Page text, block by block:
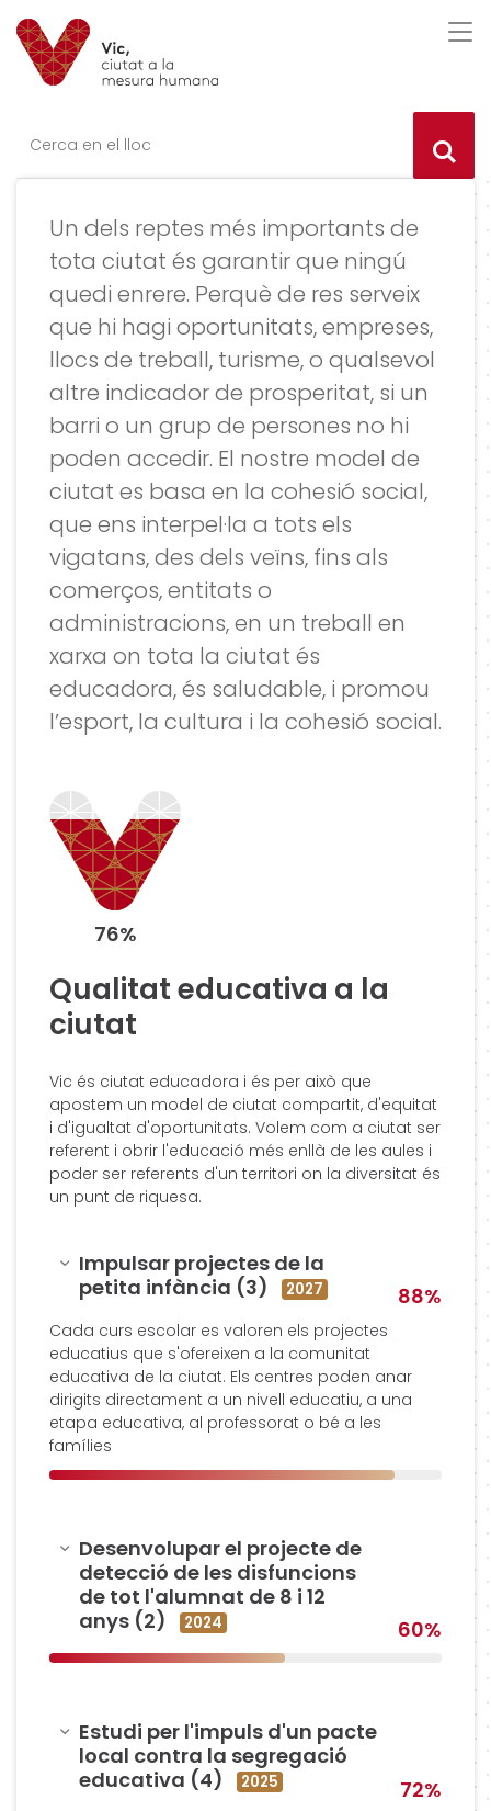
Saltar al contingut
Saltar a la navegació
Informació de contacte
Un dels reptes més importants de
tota ciutat és garantir que ningú
quedi enrere. Perquè de res serveix
que hi hagi oportunitats, empreses,
llocs de treball, turisme, o qualsevol
altre indicador de prosperitat, si un
barri o un grup de persones no hi
poden accedir. El nostre model de
ciutat es basa en la cohesió social,
que ens interpel·la a tots els
vigatans, des dels veïns, fins als
comerços, entitats o
administracions, en un treball en
xarxa on tota la ciutat és
educadora, és saludable, i promou
l’esport, la cultura i la cohesió social.
76%
Qualitat educativa a la
ciutat
Vic és ciutat educadora i és per això que
apostem un model de ciutat compartit, d'equitat
i d'igualtat d'oportunitats. Volem com a ciutat ser
referent i obrir l'educació més enllà de les aules i
poder ser referents d'un territori on la diversitat és
un punt de riquesa.
Amagar
Impulsar projectes de la
petita infància (3)
2027 88%
Cada curs escolar es valoren els projectes
educatius que s'ofereixen a la comunitat
educativa de la ciutat. Els centres poden anar
dirigits directament a un nivell educatiu, a una
etapa educativa, al professorat o bé a les
famílies
Amagar
Desenvolupar el projecte de
detecció de les disfuncions
de tot l'alumnat de 8 i 12
anys (2)
2024 60%
Amagar
Estudi per l'impuls d'un pacte
local contra la segregació
educativa (4)
2025 72%